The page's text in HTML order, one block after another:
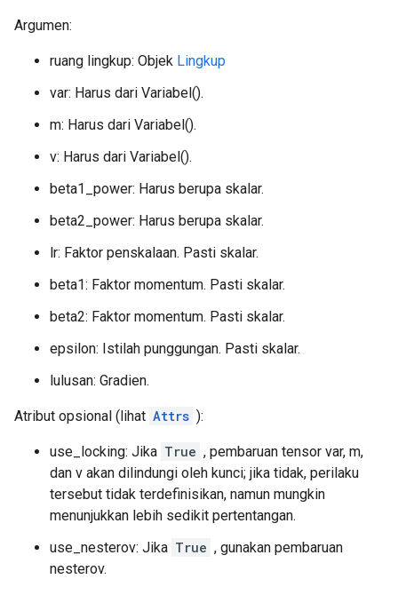
Argumen:
ruang lingkup: Objek Lingkup
var: Harus dari Variabel().
m: Harus dari Variabel().
v: Harus dari Variabel().
beta1_power: Harus berupa skalar.
beta2_power: Harus berupa skalar.
lr: Faktor penskalaan. Pasti skalar.
beta1: Faktor momentum. Pasti skalar.
beta2: Faktor momentum. Pasti skalar.
epsilon: Istilah punggungan. Pasti skalar.
lulusan: Gradien.
Atribut opsional (lihat Attrs ):
use_locking: Jika True , pembaruan tensor var, m,
dan v akan dilindungi oleh kunci; jika tidak, perilaku
tersebut tidak terdefinisikan, namun mungkin
menunjukkan lebih sedikit pertentangan.
use_nesterov: Jika True , gunakan pembaruan
nesterov.